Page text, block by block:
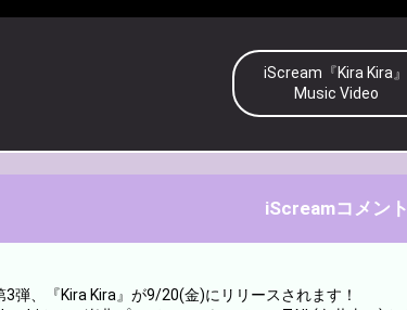
iScream『Kira Kira』
Music Video
iScreamコメント
弾、『Kira Kira』が9/20(金)にリリースされます！